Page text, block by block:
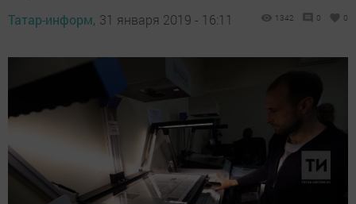
Татар-информ, 31 января 2019 - 16:11 1342 0 0